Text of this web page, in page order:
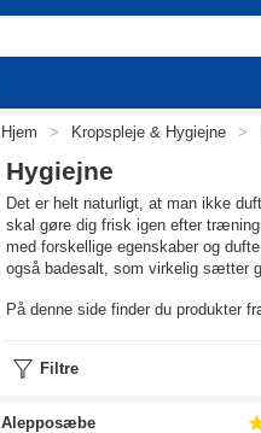
Hjem > Kropspleje & Hygiejne >
Hygiejne
Det er helt naturligt, at man ikke
skal gøre dig frisk igen efter
med forskellige egenskaber og
også badesalt, som virkelig sætter
På denne side finder du produkter
Filtre
Alepposæbe